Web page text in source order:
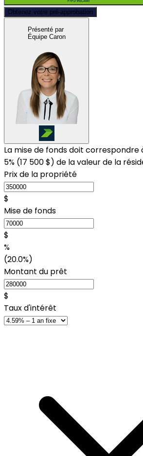
Obtenez votre pré-approbation
Présenté par
Équipe Caron
La mise de fonds doit correspondre
5% (17 500 $) de la valeur de la
Prix de la propriété
$
Mise de fonds
$
%
(20.0%)
Montant du prêt
$
Taux d'intérêt